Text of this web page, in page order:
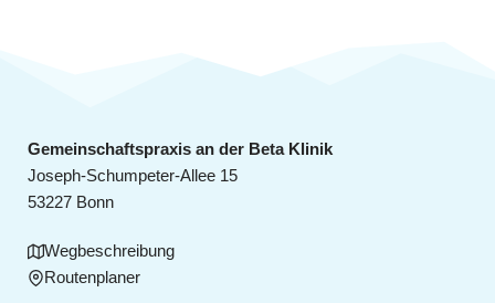
Gemeinschaftspraxis an der Beta Klinik
Joseph-Schumpeter-Allee 15
53227 Bonn
Wegbeschreibung
Routenplaner